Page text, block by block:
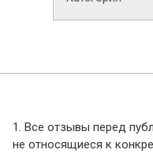
1. Все отзывы перед
не относящиеся к